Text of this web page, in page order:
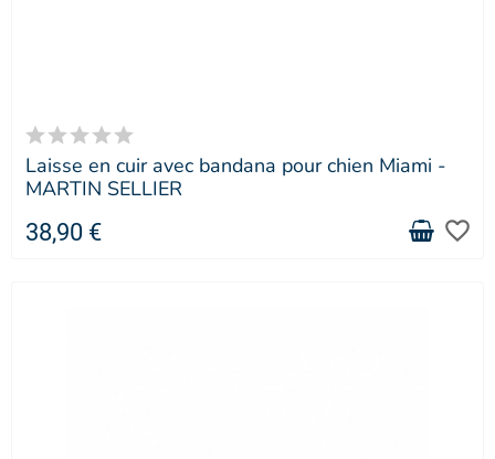
Laisse en cuir avec bandana pour chien Miami -
MARTIN SELLIER
38,90 € favorite_border